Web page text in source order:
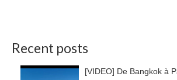
Recent posts
[VIDEO] De Bangkok à